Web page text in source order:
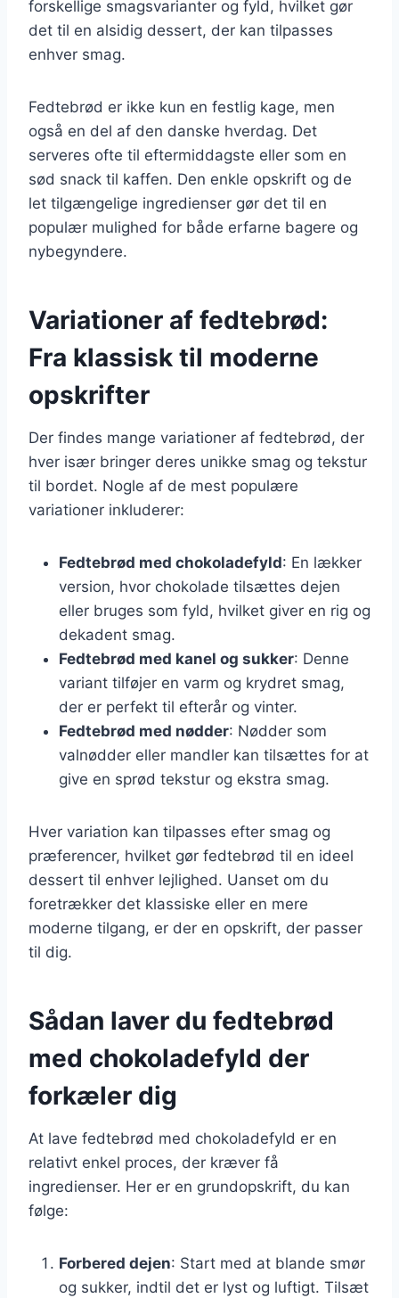
forskellige smagsvarianter og fyld, hvilket gør
det til en alsidig dessert, der kan tilpasses
enhver smag.
Fedtebrød er ikke kun en festlig kage, men
også en del af den danske hverdag. Det
serveres ofte til eftermiddagste eller som en
sød snack til kaffen. Den enkle opskrift og de
let tilgængelige ingredienser gør det til en
populær mulighed for både erfarne bagere og
nybegyndere.
Variationer af fedtebrød:
Fra klassisk til moderne
opskrifter
Der findes mange variationer af fedtebrød, der
hver især bringer deres unikke smag og tekstur
til bordet. Nogle af de mest populære
variationer inkluderer:
Fedtebrød med chokoladefyld: En lækker
version, hvor chokolade tilsættes dejen
eller bruges som fyld, hvilket giver en rig og
dekadent smag.
Fedtebrød med kanel og sukker: Denne
variant tilføjer en varm og krydret smag,
der er perfekt til efterår og vinter.
Fedtebrød med nødder: Nødder som
valnødder eller mandler kan tilsættes for at
give en sprød tekstur og ekstra smag.
Hver variation kan tilpasses efter smag og
præferencer, hvilket gør fedtebrød til en ideel
dessert til enhver lejlighed. Uanset om du
foretrækker det klassiske eller en mere
moderne tilgang, er der en opskrift, der passer
til dig.
Sådan laver du fedtebrød
med chokoladefyld der
forkæler dig
At lave fedtebrød med chokoladefyld er en
relativt enkel proces, der kræver få
ingredienser. Her er en grundopskrift, du kan
følge:
Forbered dejen: Start med at blande smør
og sukker, indtil det er lyst og luftigt. Tilsæt